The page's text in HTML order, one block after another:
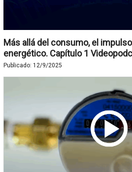
Más allá del consumo, el
energético. Capítulo 1
Publicado: 12/9/2025